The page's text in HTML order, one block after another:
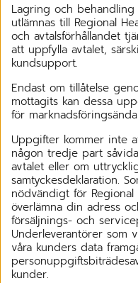
Lagring och
utlämnas till Regional
och avtalsförhållandet
att uppfylla avtalet,
kundsupport.
Endast om tillåtelse
mottagits kan dessa
för
Uppgifter kommer inte
någon tredje part
avtalet eller om
samtyckesdeklaration.
nödvändigt för
överlämna din adress
försäljnings- och
Underleverantörer som
våra kunders data
kunder.